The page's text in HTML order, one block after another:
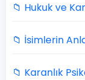
📁 Hukuk ve
📁 İsimlerin
📁 Karanlık